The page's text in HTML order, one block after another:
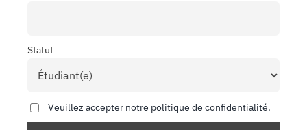
Statut
Veuillez accepter notre politique de confidentialité.